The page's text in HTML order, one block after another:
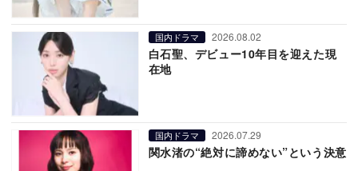
国内ドラマ 2026.08.02
白石聖、デビュー10年目を迎えた現
在地
国内ドラマ 2026.07.29
関水渚の“絶対に諦めない”という決意